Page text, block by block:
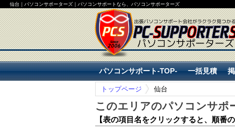
仙台｜パソコンサポーターズ｜パソコンサポートなら、パソコンサポーターズ
パソコンサポート-TOP-
パソコンサポート-TOP-
一括見積
トップページ 仙台
このエリアのパソコンサポ
【表の項目名をクリックすると、順番